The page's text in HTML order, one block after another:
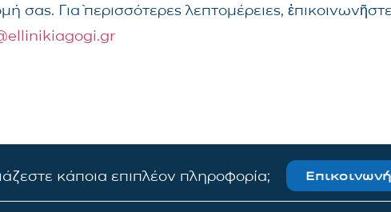
σας. Γιὰ περισσότερες λεπτομέρειες,
κάποια επιπλέον πληροφορία;